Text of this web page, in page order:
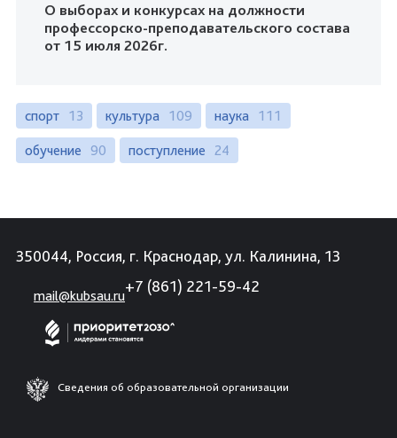
О выборах и конкурсах на должности
профессорско-преподавательского состава
от 15 июля 2026г.
спорт 13 культура 109 наука 111
обучение 90 поступление 24
350044, Россия, г. Краснодар, ул. Калинина, 13
mail@kubsau.ru
+7 (861) 221-59-42
Сведения об образовательной организации